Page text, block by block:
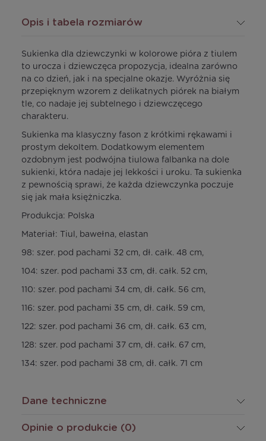
Opis i tabela rozmiarów
Sukienka dla dziewczynki w kolorowe pióra z tiulem
to urocza i dziewczęca propozycja, idealna zarówno
na co dzień, jak i na specjalne okazje. Wyróżnia się
przepięknym wzorem z delikatnych piórek na białym
tle, co nadaje jej subtelnego i dziewczęcego
charakteru.
Sukienka ma klasyczny fason z krótkimi rękawami i
prostym dekoltem. Dodatkowym elementem
ozdobnym jest podwójna tiulowa falbanka na dole
sukienki, która nadaje jej lekkości i uroku. Ta sukienka
z pewnością sprawi, że każda dziewczynka poczuje
się jak mała księżniczka.
Produkcja: Polska
Materiał: Tiul, bawełna, elastan
98: szer. pod pachami 32 cm, dł. całk. 48 cm,
104: szer. pod pachami 33 cm, dł. całk. 52 cm,
110: szer. pod pachami 34 cm, dł. całk. 56 cm,
116: szer. pod pachami 35 cm, dł. całk. 59 cm,
122: szer. pod pachami 36 cm, dł. całk. 63 cm,
128: szer. pod pachami 37 cm, dł. całk. 67 cm,
134: szer. pod pachami 38 cm, dł. całk. 71 cm
Dane techniczne
Opinie o produkcie (0)